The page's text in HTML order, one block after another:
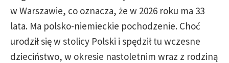
w Warszawie, co oznacza, że w 2026 roku ma 33
lata. Ma polsko-niemieckie pochodzenie. Choć
urodził się w stolicy Polski i spędził tu wczesne
dzieciństwo, w okresie nastoletnim wraz z rodziną